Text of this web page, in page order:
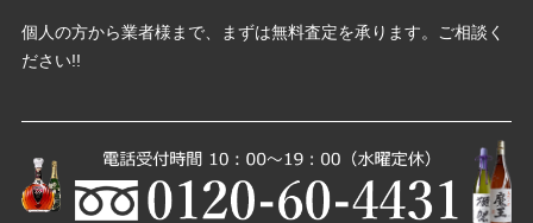
個人の方から業者様まで、まずは無料査定を承ります。ご相談く
ださい!!